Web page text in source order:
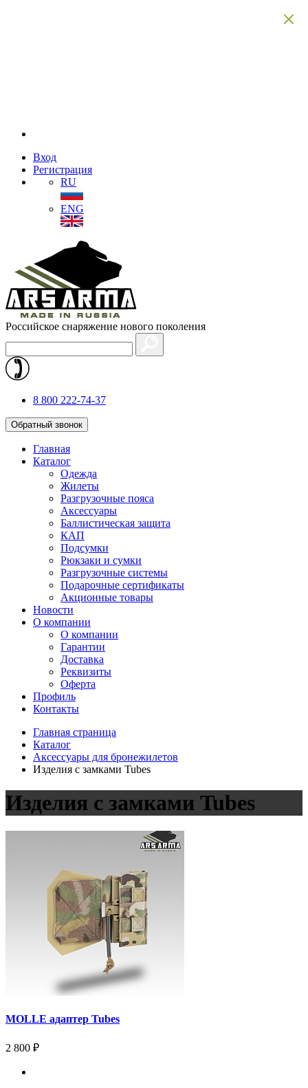
Вход
Регистрация
RU
ENG
Российское снаряжение нового поколения
8 800 222-74-37
Обратный звонок
Главная
Каталог
Одежда
Жилеты
Разгрузочные пояса
Аксессуары
Баллистическая защита
КАП
Подсумки
Рюкзаки и сумки
Разгрузочные системы
Подарочные сертификаты
Акционные товары
Новости
О компании
О компании
Гарантии
Доставка
Реквизиты
Оферта
Профиль
Контакты
Главная страница
Каталог
Аксессуары для бронежилетов
Изделия с замками Tubes
Изделия с замками Tubes
MOLLE адаптер Tubes
2 800 ₽